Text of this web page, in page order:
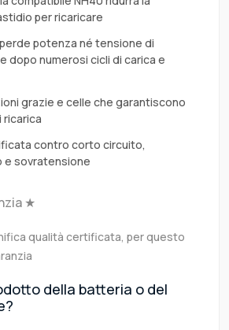
per ricaricare
potenza né tensione di
dopo numerosi cicli di carica e
grazie e celle che garantiscono
ricarica
contro corto circuito,
e sovratensione
★
qualità certificata, per questo
della batteria o del